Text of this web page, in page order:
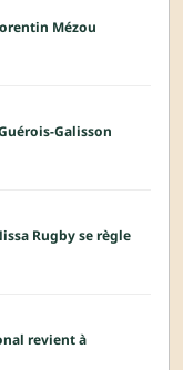
Mézou
Galisson
Rugby se règle
revient à